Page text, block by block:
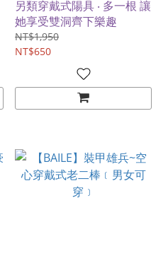
另類穿戴式陽具 ‧ 多一根 讓
她享受雙洞齊下樂趣
NT$1,950
NT$650